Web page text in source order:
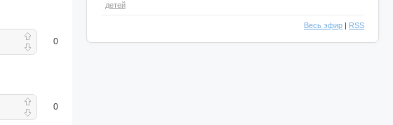
0
0
детей
Весь эфир| RSS